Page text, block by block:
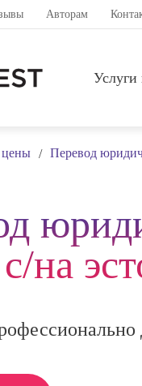
Авторам
цены / Перевод
с/на